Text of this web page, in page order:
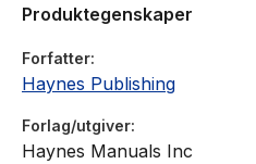
Produktegenskaper
Forfatter
Haynes Publishing
Forlag/utgiver
Haynes Manuals Inc